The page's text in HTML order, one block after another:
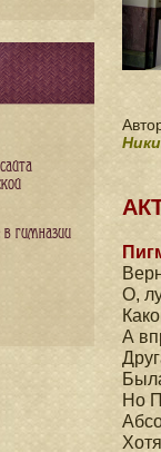
О,
А
Но
в гимназии